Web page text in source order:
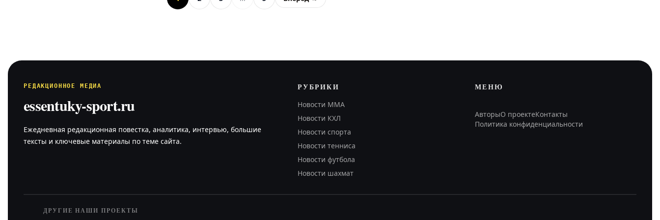
РЕДАКЦИОННОЕ МЕДИА
essentuky-sport.ru
Ежедневная редакционная повестка, аналитика, интервью, большие
тексты и ключевые материалы по теме сайта.
РУБРИКИ
Новости MMA
Новости КХЛ
Новости спорта
Новости тенниса
Новости футбола
Новости шахмат
МЕНЮ
АвторыО проектеКонтакты
Политика конфиденциальности
ДРУГИЕ НАШИ ПРОЕКТЫ